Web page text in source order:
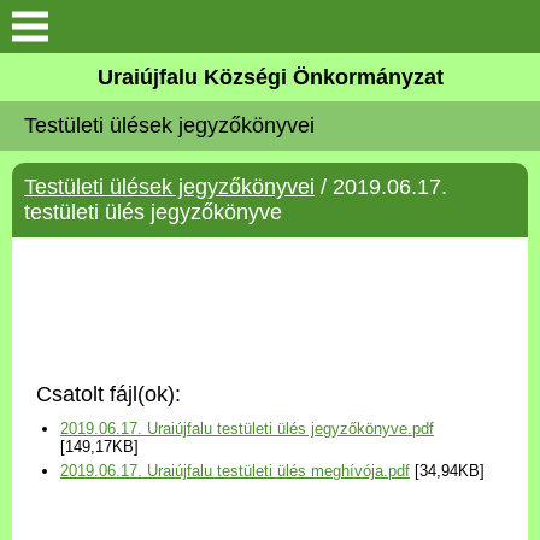
Köszöntő
Elérhetőségek
Uraiújfalu
Választási információk
Versenyképes Járások
Uraiújfalu Községi Önkormányzat
Testületi ülések jegyzőkönyvei
Testületi ülések jegyzőkönyvei / 2019.06.17.
testületi ülés jegyzőkönyve
Csatolt fájl(ok):
2019.06.17. Uraiújfalu testületi ülés jegyzőkönyve.pdf
[149,17KB]
2019.06.17. Uraiújfalu testületi ülés meghívója.pdf [34,94KB]